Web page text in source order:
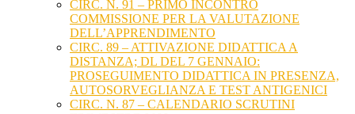
CIRC. N. 91 – PRIMO INCONTRO
COMMISSIONE PER LA VALUTAZIONE
DELL’APPRENDIMENTO
CIRC. 89 – ATTIVAZIONE DIDATTICA A
DISTANZA; DL DEL 7 GENNAIO:
PROSEGUIMENTO DIDATTICA IN PRESENZA,
AUTOSORVEGLIANZA E TEST ANTIGENICI
CIRC. N. 87 – CALENDARIO SCRUTINI